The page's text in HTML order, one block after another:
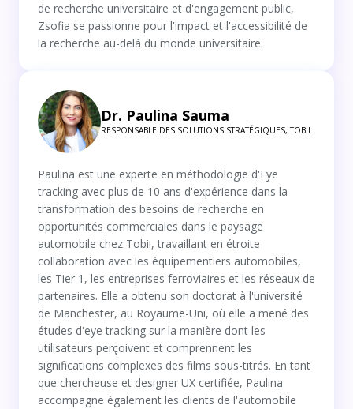
de recherche universitaire et d'engagement public,
Zsofia se passionne pour l'impact et l'accessibilité de
la recherche au-delà du monde universitaire.
Dr. Paulina Sauma
RESPONSABLE DES SOLUTIONS STRATÉGIQUES, TOBII
Paulina est une experte en méthodologie d'Eye
tracking avec plus de 10 ans d'expérience dans la
transformation des besoins de recherche en
opportunités commerciales dans le paysage
automobile chez Tobii, travaillant en étroite
collaboration avec les équipementiers automobiles,
les Tier 1, les entreprises ferroviaires et les réseaux de
partenaires. Elle a obtenu son doctorat à l'université
de Manchester, au Royaume-Uni, où elle a mené des
études d'eye tracking sur la manière dont les
utilisateurs perçoivent et comprennent les
significations complexes des films sous-titrés. En tant
que chercheuse et designer UX certifiée, Paulina
accompagne également les clients de l'automobile